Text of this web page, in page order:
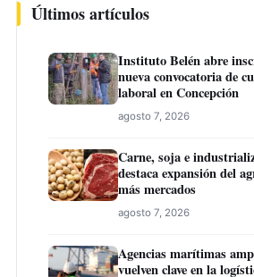
Últimos artículos
Instituto Belén abre
nueva convocatoria de
laboral en Concepción
agosto 7, 2026
Carne, soja e
destaca expansión del
más mercados
agosto 7, 2026
Agencias marítimas
vuelven clave en la